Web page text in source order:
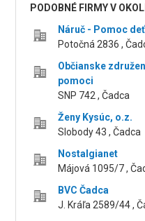
PODOBNÉ FIRMY V OKOLÍ
Náruč - Pomoc
Potočná 2836 ,
Občianske
pomoci
SNP 742 , Čadca
Ženy Kysúc, o.z.
Slobody 43 , Čadca
Nostalgianet
Májová 1095/7 ,
BVC Čadca
J. Kráľa 2589/44 ,